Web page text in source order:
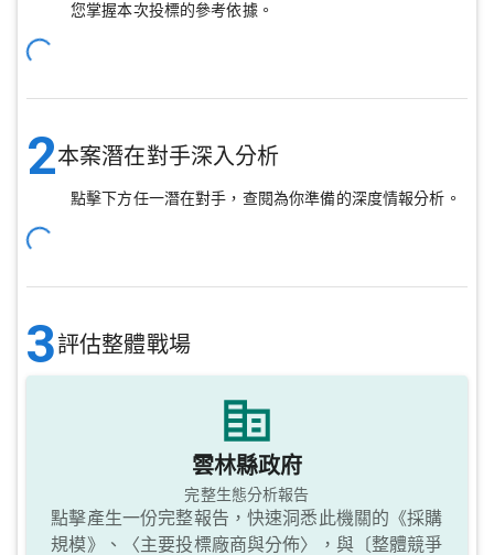
您掌握本次投標的參考依據。
2本案潛在對手深入分析
點擊下方任一潛在對手，查閱為你準備的深度情報分析。
3評估整體戰場
雲林縣政府
完整生態分析報告
點擊產生一份完整報告，快速洞悉此機關的《採購
規模》、〈主要投標廠商與分佈〉，與〔整體競爭